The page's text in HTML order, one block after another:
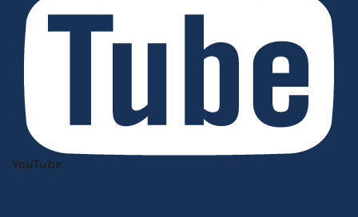
YouTube